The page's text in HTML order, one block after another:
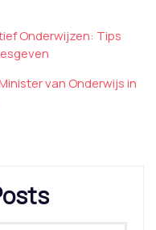
Onderwijzen: Tips
van Onderwijs in